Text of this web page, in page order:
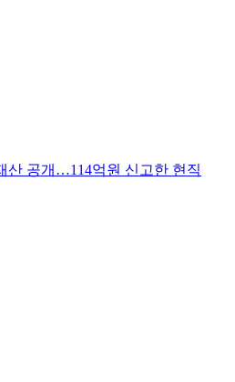
산 공개…114억원 신고한 현직